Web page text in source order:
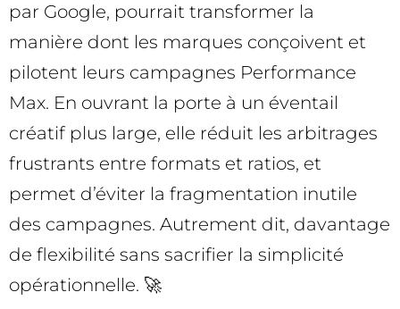
par Google, pourrait transformer la
manière dont les marques conçoivent et
pilotent leurs campagnes Performance
Max. En ouvrant la porte à un éventail
créatif plus large, elle réduit les arbitrages
frustrants entre formats et ratios, et
permet d’éviter la fragmentation inutile
des campagnes. Autrement dit, davantage
de flexibilité sans sacrifier la simplicité
opérationnelle. 🚀